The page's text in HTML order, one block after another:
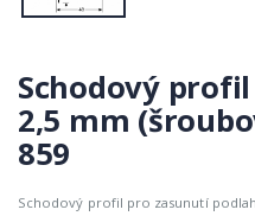
Schodový
2,5 mm
859
Schodový profil pro zasunutí